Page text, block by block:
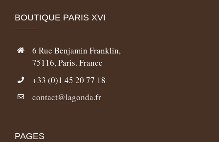
BOUTIQUE PARIS XVI
6 Rue Benjamin Franklin,
75116, Paris. France
+33 (0)1 45 20 77 18
contact@lagonda.fr
PAGES